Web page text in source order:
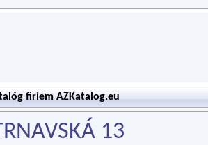
firiem AZKatalog.eu
13